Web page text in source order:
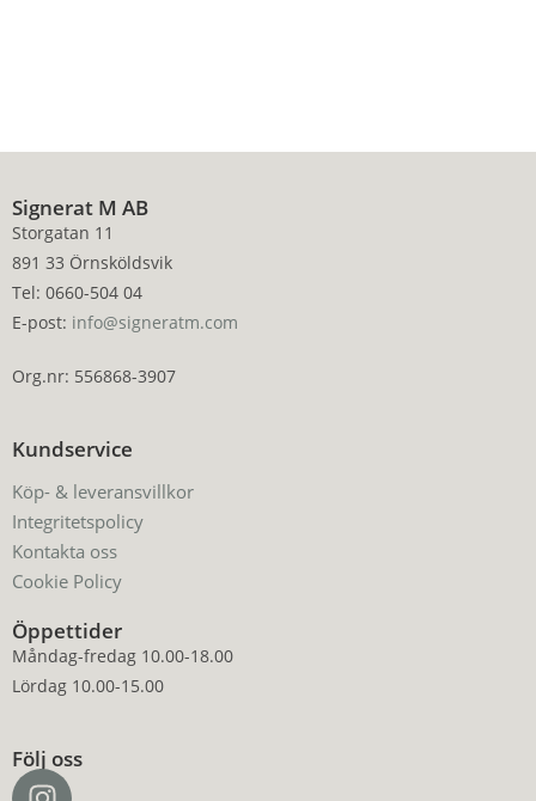
Signerat M AB
Storgatan 11
891 33 Örnsköldsvik
Tel: 0660-504 04
E-post: info@signeratm.com
Org.nr: 556868-3907
Kundservice
Köp- & leveransvillkor
Integritetspolicy
Kontakta oss
Cookie Policy
Öppettider
Måndag-fredag 10.00-18.00
Lördag 10.00-15.00
Följ oss